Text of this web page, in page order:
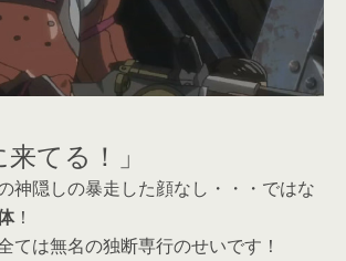
てる！」
神隠しの暴走した顔なし・・・ではな
！
ては無名の独断専行のせいです！